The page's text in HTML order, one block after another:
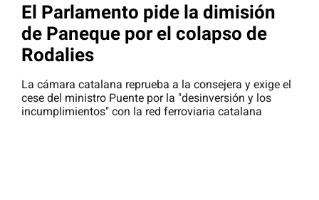
El Parlamento pide la dimisión
de Paneque por el colapso de
Rodalies
La cámara catalana reprueba a la consejera y exige el
cese del ministro Puente por la "desinversión y los
incumplimientos" con la red ferroviaria catalana